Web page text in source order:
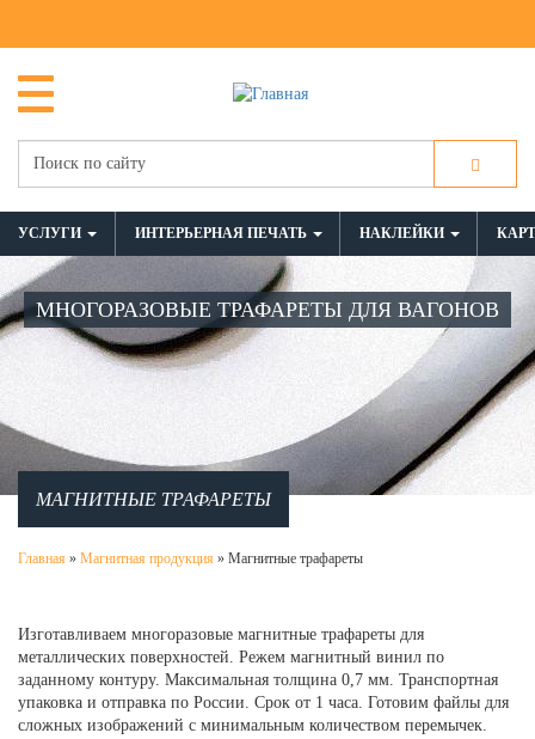
УСЛУГИ ИНТЕРЬЕРНАЯ ПЕЧАТЬ НАКЛЕЙКИ
МАГНИТНЫЕ ТРАФАРЕТЫ
МНОГОРАЗОВЫЕ ТРАФАРЕТЫ ДЛЯ ВАГОНОВ
Главная » Магнитная продукция » Магнитные трафареты
Изготавливаем многоразовые магнитные трафареты для
металлических поверхностей. Режем магнитный винил по
заданному контуру. Максимальная толщина 0,7 мм. Транспортная
упаковка и отправка по России. Срок от 1 часа. Готовим файлы для
сложных изображений с минимальным количеством перемычек.